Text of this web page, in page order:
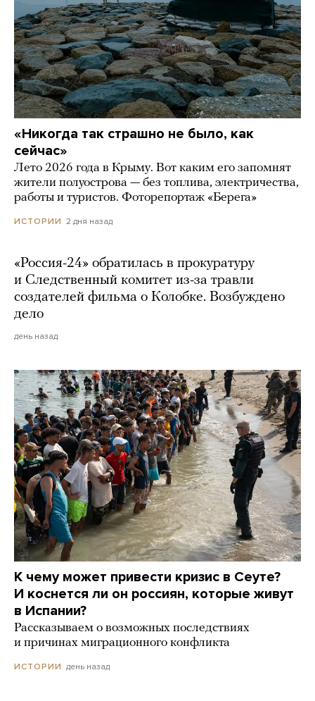
«Никогда так страшно не было, как
сейчас»
Лето 2026 года в Крыму. Вот каким его запомнят
жители полуострова — без топлива, электричества,
работы и туристов. Фоторепортаж «Берега»
ИСТОРИИ 2 дня назад
«Россия-24» обратилась в прокуратуру
и Следственный комитет из-за травли
создателей фильма о Колобке. Возбуждено
дело
день назад
К чему может привести кризис в Сеуте?
И коснется ли он россиян, которые живут
в Испании?
Рассказываем о возможных последствиях
и причинах миграционного конфликта
ИСТОРИИ день назад